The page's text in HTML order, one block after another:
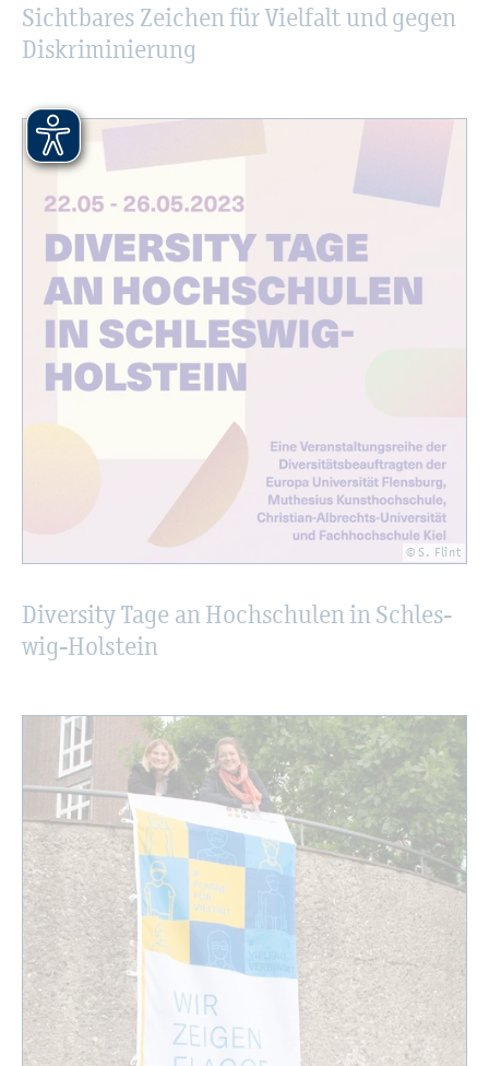
Sicht­ba­res Zei­chen für Viel­falt und gegen
Dis­kri­mi­nie­rung
© S. Flint
Di­ver­si­ty Tage an Hoch­schu­len in Schles­
wig-Hol­stein